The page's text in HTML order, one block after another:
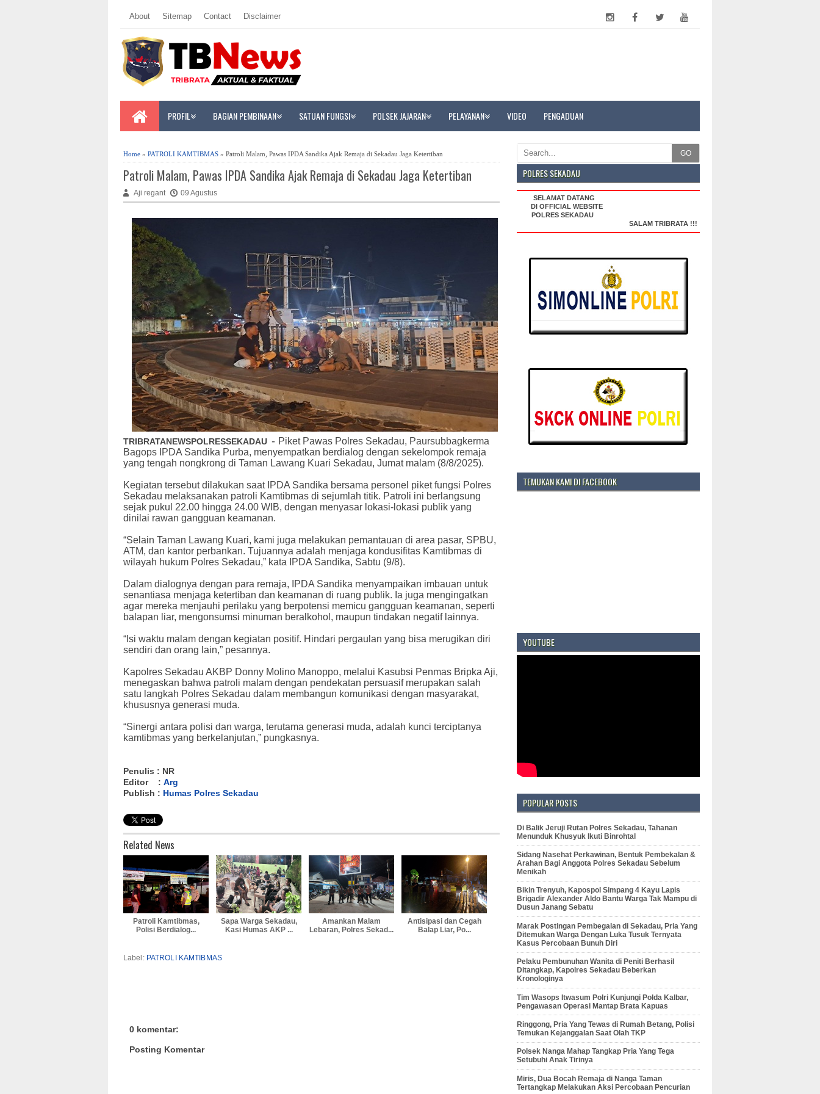
About Sitemap Contact Disclaimer
PROFIL BAGIAN PEMBINAAN SATUAN FUNGSI POLSEK JAJARAN PELAYANAN VIDEO PENGADUAN
Home » PATROLI KAMTIBMAS » Patroli Malam, Pawas IPDA Sandika Ajak Remaja di Sekadau Jaga Ketertiban
Patroli Malam, Pawas IPDA Sandika Ajak Remaja di Sekadau Jaga Ketertiban
Aji regant 09 Agustus
TRIBRATANEWSPOLRESSEKADAU - Piket Pawas Polres Sekadau, Paursubbagkerma
Bagops IPDA Sandika Purba, menyempatkan berdialog dengan sekelompok remaja
yang tengah nongkrong di Taman Lawang Kuari Sekadau, Jumat malam (8/8/2025).
Kegiatan tersebut dilakukan saat IPDA Sandika bersama personel piket fungsi Polres
Sekadau melaksanakan patroli Kamtibmas di sejumlah titik. Patroli ini berlangsung
sejak pukul 22.00 hingga 24.00 WIB, dengan menyasar lokasi-lokasi publik yang
dinilai rawan gangguan keamanan.
“Selain Taman Lawang Kuari, kami juga melakukan pemantauan di area pasar, SPBU,
ATM, dan kantor perbankan. Tujuannya adalah menjaga kondusifitas Kamtibmas di
wilayah hukum Polres Sekadau,” kata IPDA Sandika, Sabtu (9/8).
Dalam dialognya dengan para remaja, IPDA Sandika menyampaikan imbauan untuk
senantiasa menjaga ketertiban dan keamanan di ruang publik. Ia juga mengingatkan
agar mereka menjauhi perilaku yang berpotensi memicu gangguan keamanan, seperti
balapan liar, mengonsumsi minuman beralkohol, maupun tindakan negatif lainnya.
“Isi waktu malam dengan kegiatan positif. Hindari pergaulan yang bisa merugikan diri
sendiri dan orang lain,” pesannya.
Kapolres Sekadau AKBP Donny Molino Manoppo, melalui Kasubsi Penmas Bripka Aji,
menegaskan bahwa patroli malam dengan pendekatan persuasif merupakan salah
satu langkah Polres Sekadau dalam membangun komunikasi dengan masyarakat,
khususnya generasi muda.
“Sinergi antara polisi dan warga, terutama generasi muda, adalah kunci terciptanya
kamtibmas yang berkelanjutan,” pungkasnya.
Penulis : NR
Editor : Arg
Publish : Humas Polres Sekadau
Related News
Patroli Kamtibmas,
Polisi Berdialog...
Sapa Warga Sekadau,
Kasi Humas AKP ...
Amankan Malam
Lebaran, Polres Sekad...
Antisipasi dan Cegah
Balap Liar, Po...
Label: PATROLI KAMTIBMAS
0 komentar:
Posting Komentar
GO
POLRES SEKADAU
SELAMAT DATANG
DI OFFICIAL WEBSITE
POLRES SEKADAU
SALAM TRIBRATA !!!
TEMUKAN KAMI DI FACEBOOK
YOUTUBE
POPULAR POSTS
Di Balik Jeruji Rutan Polres Sekadau, Tahanan
Menunduk Khusyuk Ikuti Binrohtal
Sidang Nasehat Perkawinan, Bentuk Pembekalan &
Arahan Bagi Anggota Polres Sekadau Sebelum
Menikah
Bikin Trenyuh, Kapospol Simpang 4 Kayu Lapis
Brigadir Alexander Aldo Bantu Warga Tak Mampu di
Dusun Janang Sebatu
Marak Postingan Pembegalan di Sekadau, Pria Yang
Ditemukan Warga Dengan Luka Tusuk Ternyata
Kasus Percobaan Bunuh Diri
Pelaku Pembunuhan Wanita di Peniti Berhasil
Ditangkap, Kapolres Sekadau Beberkan
Kronologinya
Tim Wasops Itwasum Polri Kunjungi Polda Kalbar,
Pengawasan Operasi Mantap Brata Kapuas
Ringgong, Pria Yang Tewas di Rumah Betang, Polisi
Temukan Kejanggalan Saat Olah TKP
Polsek Nanga Mahap Tangkap Pria Yang Tega
Setubuhi Anak Tirinya
Miris, Dua Bocah Remaja di Nanga Taman
Tertangkap Melakukan Aksi Percobaan Pencurian